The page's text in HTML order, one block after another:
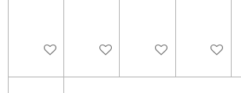
In winkelwagenIn winkelwagenIn winkelwagen
Bekijk